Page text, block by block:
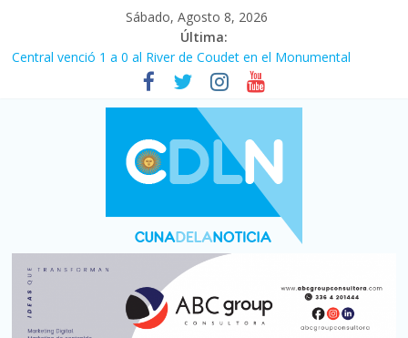
Sábado, Agosto 8, 2026
Última:
Fuerte caída de la venta de autos usados en julio: bajó un 12,6%
interanual
Central venció 1 a 0 al River de Coudet en el Monumental
La morosidad alcanzó su nivel más alto en dos décadas y ya
afecta a 400 mil deudores en Santa Fe
Desde que asumió Milei cerraron 41.000 kioscos: el sector
denuncia crisis como en 2001
Vacaciones de invierno con más movimiento y consumo
turístico: 4,6 millones de personas viajaron por el país, un 5,9%
más que en 2025